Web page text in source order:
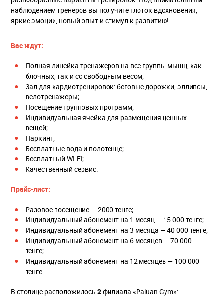
наблюдением тренеров вы получите глоток вдохновения,
яркие эмоции, новый опыт и стимул к развитию!
Вас ждут:
Полная линейка тренажеров на все группы мышц, как
блочных, так и со свободным весом;
Зал для кардиотренировок: беговые дорожки, эллипсы,
велотренажеры;
Посещение групповых программ;
Индивидуальная ячейка для размещения ценных
вещей;
Паркинг;
Бесплатные вода и полотенце;
Бесплатный WI-FI;
Качественный сервис.
Прайс-лист:
Разовое посещение — 2000 тенге;
Индивидуальный абонемент на 1 месяц — 15 000 тенге;
Индивидуальный абонемент на 3 месяца — 40 000 тенге;
Индивидуальный абонемент на 6 месяцев — 70 000
тенге;
Индивидуальный абонемент на 12 месяцев — 100 000
тенге.
В столице расположилось 2филиала «Paluan Gym»: